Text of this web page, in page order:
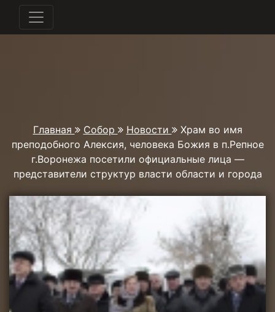
Главная Собор Новости
Храм во имя
преподобного Алексия, человека Божия в п.Репное
г.Воронежа посетили официальные лица —
представители структур власти области и города